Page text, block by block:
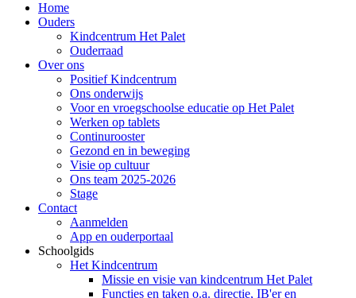
Home
Ouders
Kindcentrum Het Palet
Ouderraad
Over ons
Positief Kindcentrum
Ons onderwijs
Voor en vroegschoolse educatie op Het Palet
Werken op tablets
Continurooster
Gezond en in beweging
Visie op cultuur
Ons team 2025-2026
Stage
Contact
Aanmelden
App en ouderportaal
Schoolgids
Het Kindcentrum
Missie en visie van kindcentrum Het Palet
Functies en taken o.a. directie, IB'er en